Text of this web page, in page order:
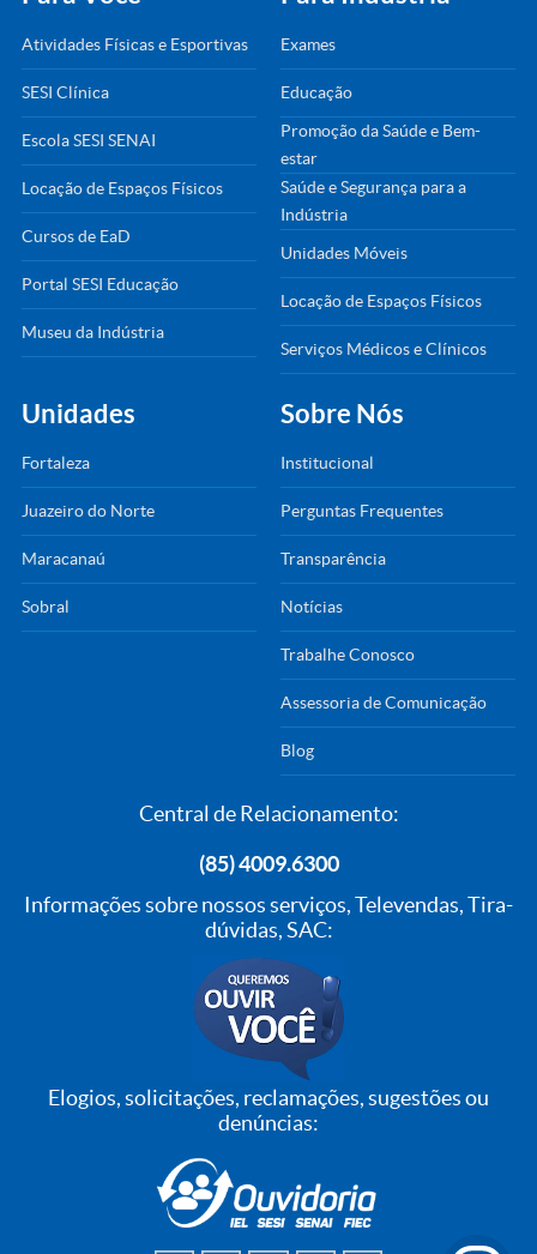
Atividades Físicas e Esportivas
SESI Clínica
Escola SESI SENAI
Locação de Espaços Físicos
Cursos de EaD
Portal SESI Educação
Museu da Indústria
Exames
Educação
Promoção da Saúde e Bem-
estar
Saúde e Segurança para a
Indústria
Unidades Móveis
Locação de Espaços Físicos
Serviços Médicos e Clínicos
Unidades
Fortaleza
Juazeiro do Norte
Maracanaú
Sobral
Sobre Nós
Institucional
Perguntas Frequentes
Transparência
Notícias
Trabalhe Conosco
Assessoria de Comunicação
Blog
Central de Relacionamento:
(85) 4009.6300
Informações sobre nossos serviços, Televendas, Tira-
dúvidas, SAC:
Elogios, solicitações, reclamações, sugestões ou
denúncias: